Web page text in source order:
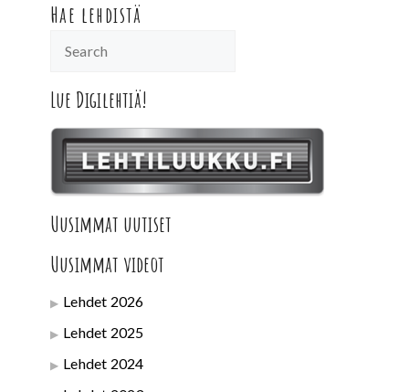
Hae lehdistä
Lue Digilehtiä!
Uusimmat uutiset
Uusimmat videot
Lehdet 2026
Lehdet 2025
Lehdet 2024